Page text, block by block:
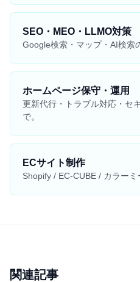
SEO・MEO・LLMO対策
Google検索・マップ・AI検索
ホームページ保守・運用
更新代行・トラブル対応・セ
で。
ECサイト制作
Shopify / EC-CUBE / カラーミ
関連記事